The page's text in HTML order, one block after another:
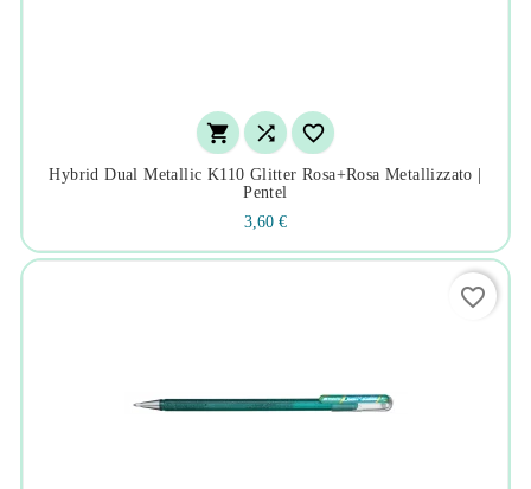
  
Hybrid Dual Metallic K110 Glitter Rosa+rosa Metallizzato |
Pentel
3,60 €
favorite_border